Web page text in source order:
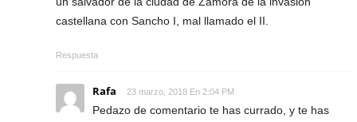
castellana con Sancho I, mal llamado el II.
Respuesta
Rafa 23 marzo, 2018 En 2:04 PM
Pedazo de comentario te has currado, y te has